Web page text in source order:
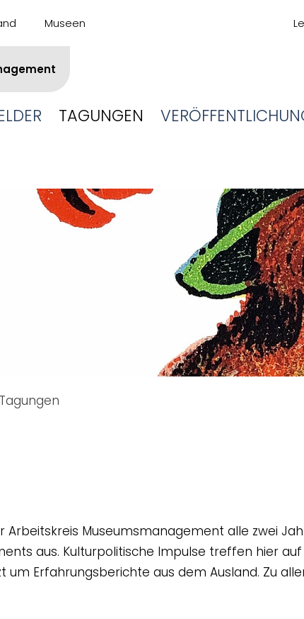
Museen
TAGUNGEN
Tagungen
Arbeitskreis Museumsmanagement alle zwei
aus. Kulturpolitische Impulse treffen hier
um Erfahrungsberichte aus dem Ausland. Zu